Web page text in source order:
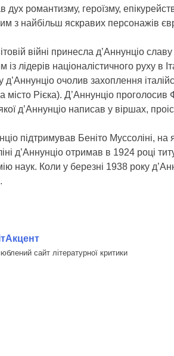
дух романтизму, героїзму,
з найбільш яскравих персонажів
війні принесла д’Аннунціо
із лідерів націоналістичного руху
д’Аннунціо очолив захоплення
місто Рієка). Д’Аннунціо
д’Аннунціо написав у віршах,
підтримував Беніто Муссоліні,
д’Аннунціо отримав в 1924 році
наук. Коли у березні 1938 року
сайт літературної критики